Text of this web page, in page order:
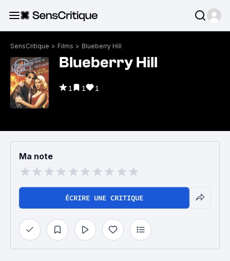
SensCritique > Films > Blueberry Hill
Blueberry Hill
1 1 1
Ma note
ÉCRIRE UNE CRITIQUE